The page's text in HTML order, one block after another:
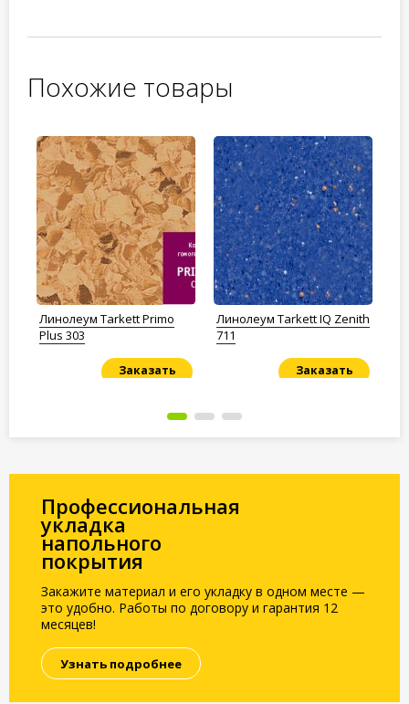
Похожие товары
Линолеум Tarkett Primo
Plus 303
Заказать
Линолеум Tarkett IQ Zenith
711
Заказать
Профессиональная
укладка
напольного
покрытия
Закажите материал и его укладку в одном месте —
это удобно. Работы по договору и гарантия 12
месяцев!
Узнать подробнее